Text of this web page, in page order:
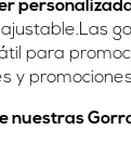
para
y promociones
nuestras